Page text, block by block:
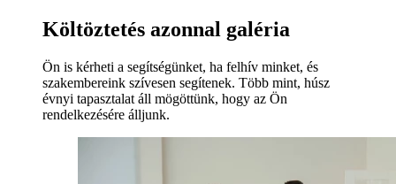
Költöztetés azonnal galéria
Ön is kérheti a segítségünket, ha felhív minket, és
szakembereink szívesen segítenek. Több mint, húsz
évnyi tapasztalat áll mögöttünk, hogy az Ön
rendelkezésére álljunk.